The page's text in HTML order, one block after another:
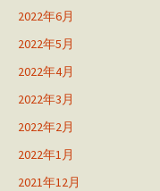
2022年6月
2022年5月
2022年4月
2022年3月
2022年2月
2022年1月
2021年12月